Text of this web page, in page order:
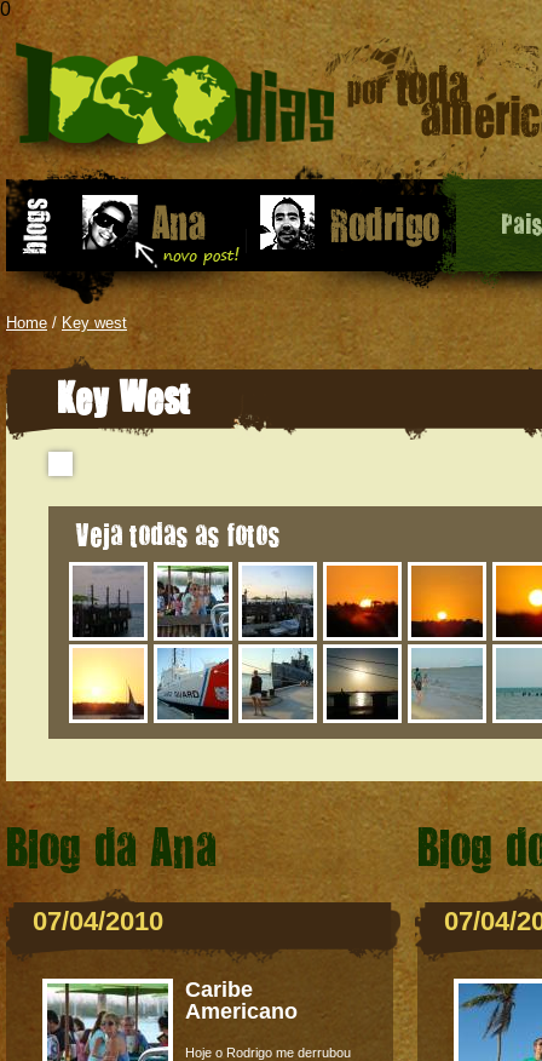
0
Home / Key west
Key West
Veja todas as fotos
Blog da Ana
07/04/2010
Caribe
Americano
Hoje o Rodrigo me derrubou
Blog
07/04/